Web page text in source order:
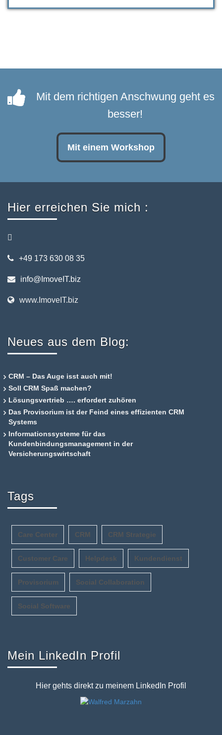
Mit dem richtigen Anschwung geht es
besser!
Mit einem Workshop
Hier erreichen Sie mich :
+49 173 630 08 35
info@ImoveIT.biz
www.ImoveIT.biz
Neues aus dem Blog:
CRM – Das Auge isst auch mit!
Soll CRM Spaß machen?
Lösungsvertrieb …. erfordert zuhören
Das Provisorium ist der Feind eines effizienten CRM
Systems
Informationssysteme für das
Kundenbindungsmanagement in der
Versicherungswirtschaft
Tags
Care Center CRM CRM Strategie
Customer Care Helpdesk Kundendienst
Provisorium Social Collaboration
Social Software
Mein LinkedIn Profil
Hier gehts direkt zu meinem LinkedIn Profil